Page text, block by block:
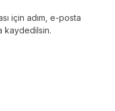
için adım, e-posta
kaydedilsin.